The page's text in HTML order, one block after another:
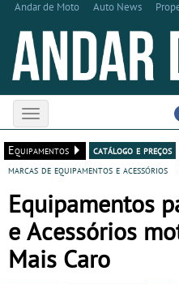
Andar de Moto Auto News
Toggle
navigation
Equipamentos
catálogo e preços
marcas de equipamentos e acessórios
Equipamentos
e Acessórios
Mais Caro